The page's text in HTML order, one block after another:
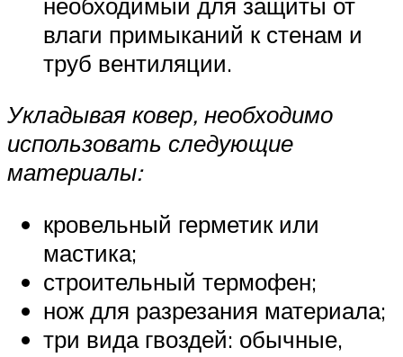
влаги примыканий к стенам и
труб вентиляции.
Укладывая ковер, необходимо
использовать следующие
материалы:
кровельный герметик или
мастика;
строительный термофен;
нож для разрезания материала;
три вида гвоздей: обычные,